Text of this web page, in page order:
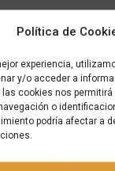
Política de
experiencia,
y/o acceder a
cookies nos permitirá
o
podría afectar a
estando
tarea se
o si
trabajo